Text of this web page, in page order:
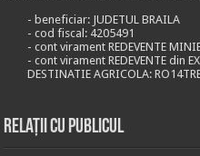
- beneficiar: JUDETUL BRAILA
- cod fiscal: 4205491
- cont virament REDEVENTE
- cont virament REDEVENTE din
DESTINATIE AGRICOLA:
Relații cu publicul